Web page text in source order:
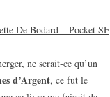
De Bodard – Pocket SF
ne serait-ce qu’un
d’Argent, ce fut le